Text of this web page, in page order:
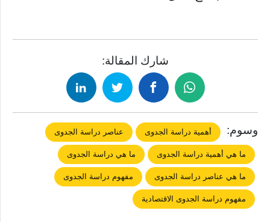
شارك المقالة:
وسوم: أهمية دراسة الجدوى عناصر دراسة الجدوى
ما هي أهمية دراسة الجدوى ما هي دراسة الجدوى
ما هي عناصر دراسة الجدوى مفهوم دراسة الجدوى
مفهوم دراسة الجدوى الاقتصادية